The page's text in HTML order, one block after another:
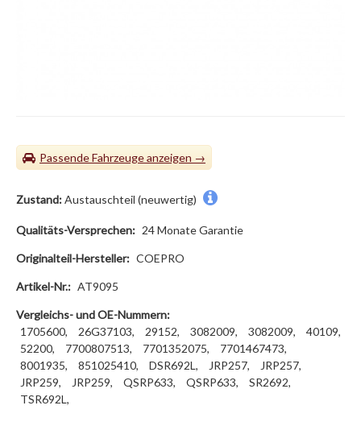
Passende Fahrzeuge
Zustand:Austauschteil (neuwertig)
Qualitäts-Versprechen: 24 Monate Garantie
Originalteil-Hersteller: COEPRO
Artikel-Nr.: AT9095
Vergleichs- und OE-Nummern:
1705600,
26G37103, 29152, 3082009, 3082009,
40109,
52200,
7700807513, 7701352075,
7701467473,
8001935,
851025410, DSR692L, JRP257,
JRP257,
JRP259,
JRP259, QSRP633, QSRP633,
SR2692,
TSR692L,